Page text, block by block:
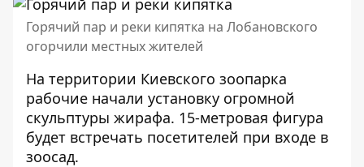
Горячий пар и реки кипятка на Лобановского
огорчили местных жителей
На территории Киевского зоопарка
рабочие начали установку огромной
скульптуры жирафа. 15-метровая фигура
будет встречать посетителей при входе в
зоосад.